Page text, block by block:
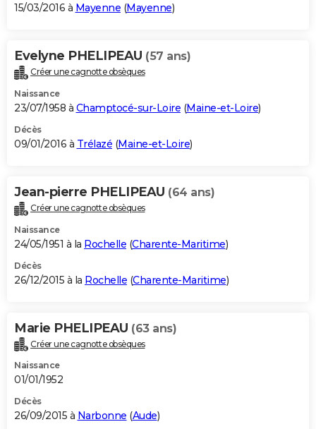
15/03/2016 à Mayenne (Mayenne)
Evelyne PHELIPEAU (57 ans)
Créer une cagnotte obsèques
Naissance
23/07/1958 à Champtocé-sur-Loire (Maine-et-Loire)
Décès
09/01/2016 à Trélazé (Maine-et-Loire)
Jean-pierre PHELIPEAU (64 ans)
Créer une cagnotte obsèques
Naissance
24/05/1951 à la Rochelle (Charente-Maritime)
Décès
26/12/2015 à la Rochelle (Charente-Maritime)
Marie PHELIPEAU (63 ans)
Créer une cagnotte obsèques
Naissance
01/01/1952
Décès
26/09/2015 à Narbonne (Aude)